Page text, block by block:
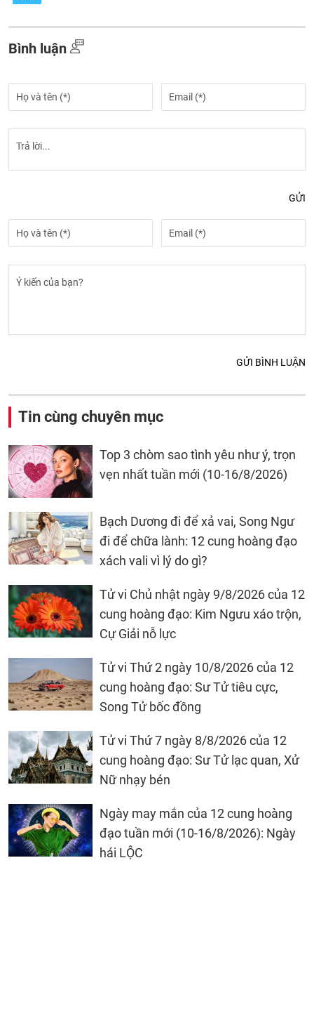
Bình luận
GỬI
GỬI BÌNH LUẬN
Tin cùng chuyên mục
Top 3 chòm sao tình yêu như ý, trọn
vẹn nhất tuần mới (10-16/8/2026)
Bạch Dương đi để xả vai, Song Ngư
đi để chữa lành: 12 cung hoàng đạo
xách vali vì lý do gì?
Tử vi Chủ nhật ngày 9/8/2026 của 12
cung hoàng đạo: Kim Ngưu xáo trộn,
Cự Giải nỗ lực
Tử vi Thứ 2 ngày 10/8/2026 của 12
cung hoàng đạo: Sư Tử tiêu cực,
Song Tử bốc đồng
Tử vi Thứ 7 ngày 8/8/2026 của 12
cung hoàng đạo: Sư Tử lạc quan, Xử
Nữ nhạy bén
Ngày may mắn của 12 cung hoàng
đạo tuần mới (10-16/8/2026): Ngày
hái LỘC